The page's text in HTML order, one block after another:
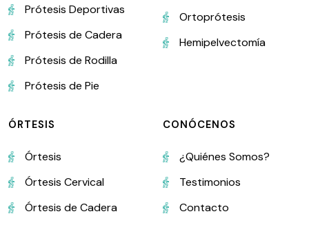
Prótesis Deportivas
Prótesis de Cadera
Prótesis de Rodilla
Prótesis de Pie
Ortoprótesis
Hemipelvectomía
ÓRTESIS
Órtesis
Órtesis Cervical
Órtesis de Cadera
CONÓCENOS
¿Quiénes Somos?
Testimonios
Contacto